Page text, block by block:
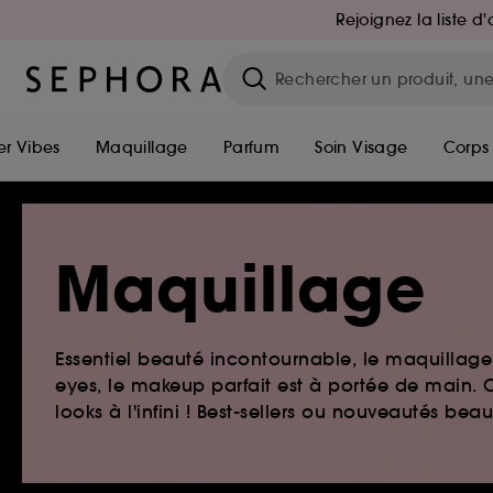
Rejoignez la liste
Vibes Maquillage Parfum Soin Visage
Maquillage
Essentiel beauté incontournable, le
eyes, le makeup parfait est à portée de main.
looks à l'infini ! Best-sellers ou nouveautés